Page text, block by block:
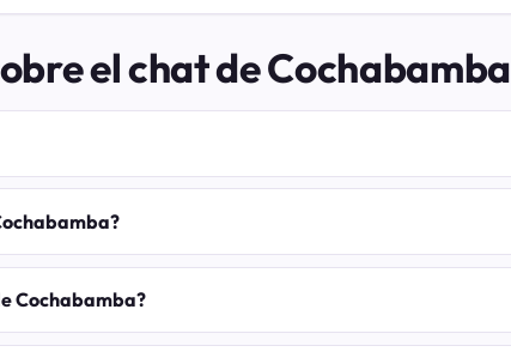
el chat de Cochabamba
Cochabamba?